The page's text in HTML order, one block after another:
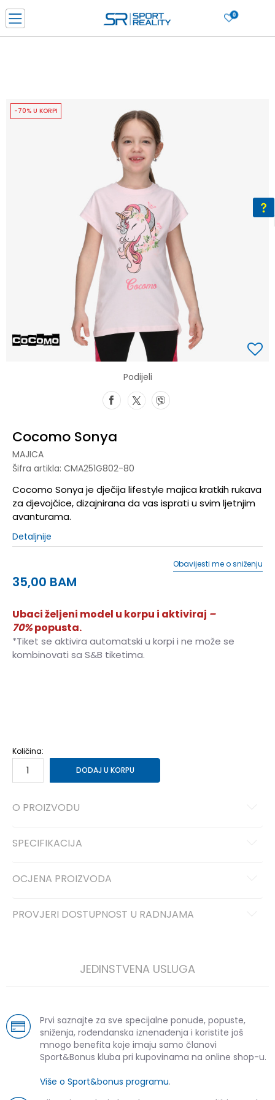
0
CLICK & COLLECT Platite karticom online i preuzmite u prodavnici po vašem
izboru
SAZNAJTE VIŠE
-70% U KORPI
Podijeli
Cocomo Sonya
MAJICA
Šifra artikla: CMA251G802-80
Cocomo Sonya je dječija lifestyle majica kratkih rukava
za djevojčice, dizajnirana da vas isprati u svim ljetnjim
avanturama.
Detaljnije
35,00 BAM
Obavijesti me o sniženju
Ubaci željeni model u korpu i aktiviraj –
70%popusta.
*Tiket se aktivira automatski u korpi i ne može se
kombinovati sa S&B tiketima.
Količina:
DODAJ U KORPU
O PROIZVODU
SPECIFIKACIJA
OCJENA PROIZVODA
PROVJERI DOSTUPNOST U RADNJAMA
JEDINSTVENA USLUGA
Prvi saznajte za sve specijalne ponude, popuste,
sniženja, rođendanska iznenađenja i koristite još
mnogo benefita koje imaju samo članovi
Sport&Bonus kluba pri kupovinama na online shop-u.
Više o Sport&bonus programu.